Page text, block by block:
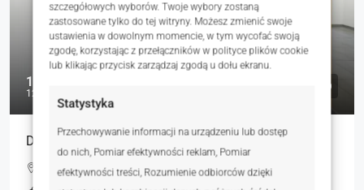
szczegółowych wyborów. Twoje wybory zostaną
zastosowane tylko do tej witryny. Możesz zmienić swoje
ustawienia w dowolnym momencie, w tym wycofać swoją
zgodę, korzystając z przełączników w polityce plików cookie
lub klikając przycisk zarządzaj zgodą u dołu ekranu.
Statystyka
Przechowywanie informacji na urządzeniu lub dostęp
do nich, Pomiar efektywności reklam, Pomiar
efektywności treści, Rozumienie odbiorców dzięki
1 470 000 zł
12 783 zł
Duże mieszkanie dla rodziny. Top lokalizacja.
Wróbli, Katowice, Polska